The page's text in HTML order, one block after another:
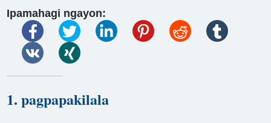
Ipamahagi ngayon:
1. pagpapakilala